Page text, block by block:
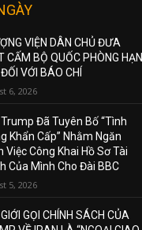
VIỆN DÂN CHỦ ĐƯA
CẤM BỘ QUỐC PHÒNG HẠN
VỚI BÁO CHÍ
6, 2026
Đã Tuyên Bố “Tình
Khẩn Cấp” Nhằm Ngăn
Việc Công Khai Hồ Sơ Tài
Của Mình Cho Đài BBC
5, 2026
GỌI CHÍNH SÁCH CỦA